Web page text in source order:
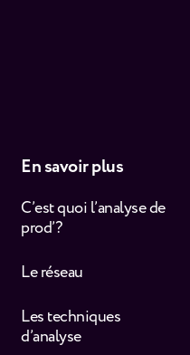
En savoir plus
C’est quoi l’analyse de
prod’ ?
Le réseau
Les techniques
d’analyse